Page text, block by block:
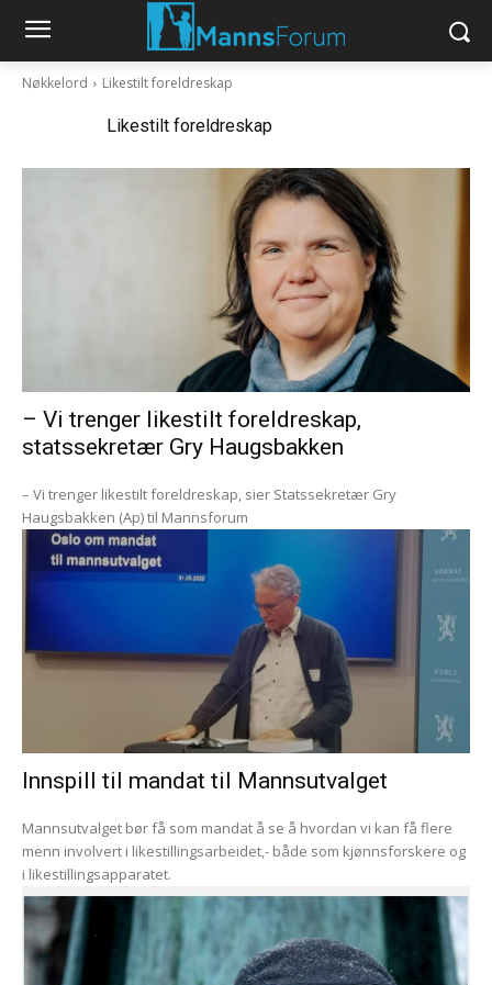
Nøkkelord Likestilt foreldreskap
Likestilt foreldreskap
– Vi trenger likestilt foreldreskap,
statssekretær Gry Haugsbakken
– Vi trenger likestilt foreldreskap, sier Statssekretær Gry
Haugsbakken (Ap) til Mannsforum
Innspill til mandat til Mannsutvalget
Mannsutvalget bør få som mandat å se å hvordan vi kan få flere
menn involvert i likestillingsarbeidet,- både som kjønnsforskere og
i likestillingsapparatet.